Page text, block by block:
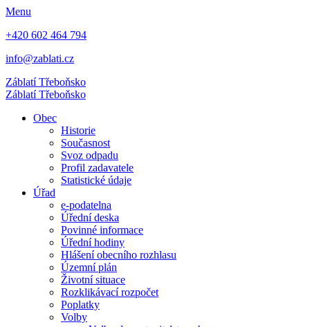
Menu
+420 602 464 794
info@zablati.cz
ZáblatíTřeboňsko
ZáblatíTřeboňsko
Obec
Historie
Současnost
Svoz odpadu
Profil zadavatele
Statistické údaje
Úřad
e-podatelna
Úřední deska
Povinné informace
Úřední hodiny
Hlášení obecního rozhlasu
Územní plán
Životní situace
Rozklikávací rozpočet
Poplatky
Volby